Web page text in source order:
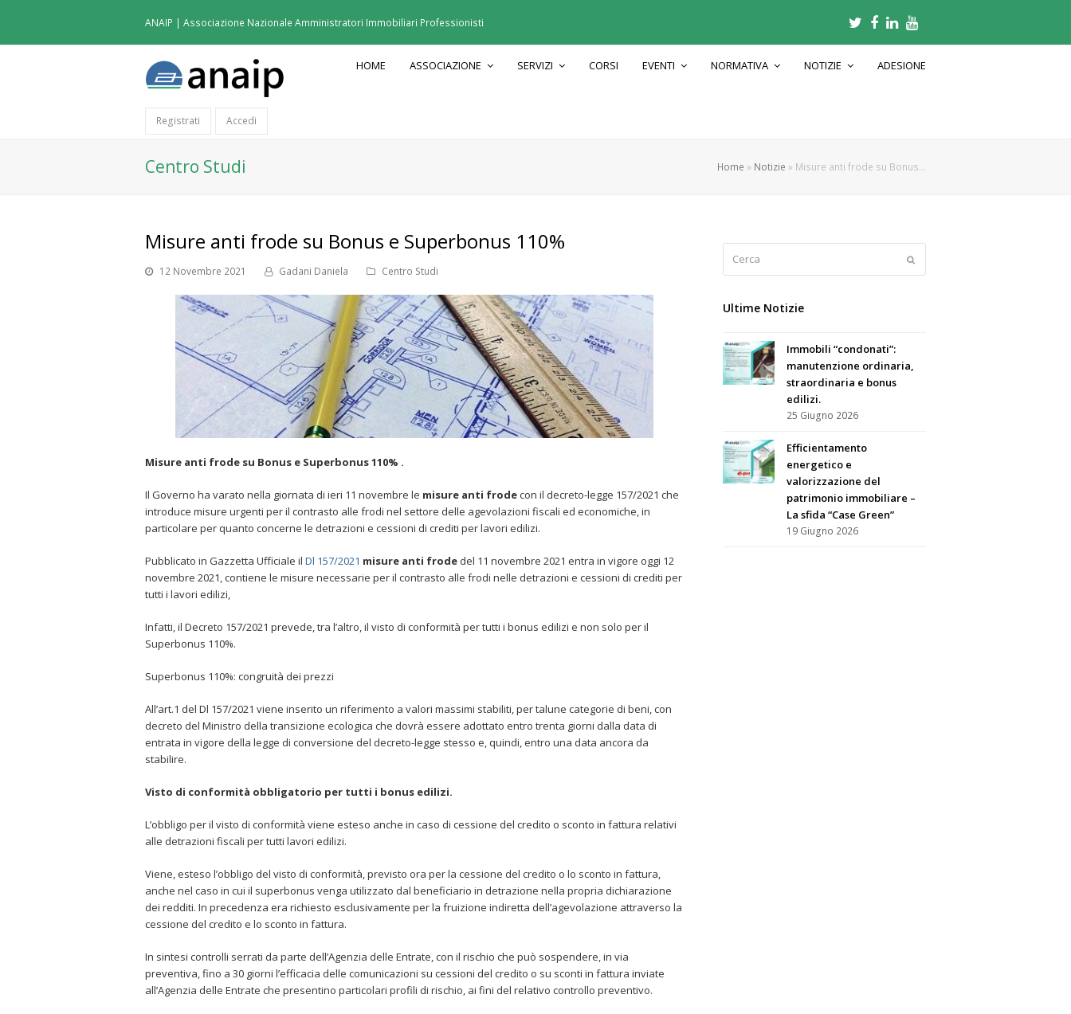
ANAIP | Associazione Nazionale Amministratori Immobiliari Professionisti Twitter
Facebook
LinkedIn
HOME ASSOCIAZIONE SERVIZI CORSI EVENTI NORMATIVA NOTIZIE ADESIONE
Registrati Accedi
Centro Studi Home » Notizie » Misure anti frode su Bonus…
Misure anti frode su Bonus e Superbonus 110%
12 Novembre 2021 Gadani Daniela Centro Studi
Misure anti frode su Bonus e Superbonus 110% .
Il Governo ha varato nella giornata di ieri 11 novembre le misure anti frodecon il decreto-legge 157/2021 che
introduce misure urgenti per il contrasto alle frodi nel settore delle agevolazioni fiscali ed economiche, in
particolare per quanto concerne le detrazioni e cessioni di crediti per lavori edilizi.
Pubblicato in Gazzetta Ufficiale il Dl 157/2021 misure anti frode del 11 novembre 2021 entra in vigore oggi 12
novembre 2021, contiene le misure necessarie per il contrasto alle frodi nelle detrazioni e cessioni di crediti per
tutti i lavori edilizi,
Infatti, il Decreto 157/2021 prevede, tra l’altro, il visto di conformità per tutti i bonus edilizi e non solo per il
Superbonus 110%.
Superbonus 110%: congruità dei prezzi
All’art.1 del Dl 157/2021 viene inserito un riferimento a valori massimi stabiliti, per talune categorie di beni, con
decreto del Ministro della transizione ecologica che dovrà essere adottato entro trenta giorni dalla data di
entrata in vigore della legge di conversione del decreto-legge stesso e, quindi, entro una data ancora da
stabilire.
Visto di conformità obbligatorio per tutti i bonus edilizi.
L’obbligo per il visto di conformità viene esteso anche in caso di cessione del credito o sconto in fattura relativi
alle detrazioni fiscali per tutti lavori edilizi.
Viene, esteso l’obbligo del visto di conformità, previsto ora per la cessione del credito o lo sconto in fattura,
anche nel caso in cui il superbonus venga utilizzato dal beneficiario in detrazione nella propria dichiarazione
dei redditi. In precedenza era richiesto esclusivamente per la fruizione indiretta dell’agevolazione attraverso la
cessione del credito e lo sconto in fattura.
In sintesi controlli serrati da parte dell’Agenzia delle Entrate, con il rischio che può sospendere, in via
preventiva, fino a 30 giorni l’efficacia delle comunicazioni su cessioni del credito o su sconti in fattura inviate
all’Agenzia delle Entrate che presentino particolari profili di rischio, ai fini del relativo controllo preventivo.
Ultime Notizie
Immobili “condonati”:
manutenzione ordinaria,
straordinaria e bonus
edilizi.
25 Giugno 2026
Efficientamento
energetico e
valorizzazione del
patrimonio immobiliare –
La sfida “Case Green”
19 Giugno 2026